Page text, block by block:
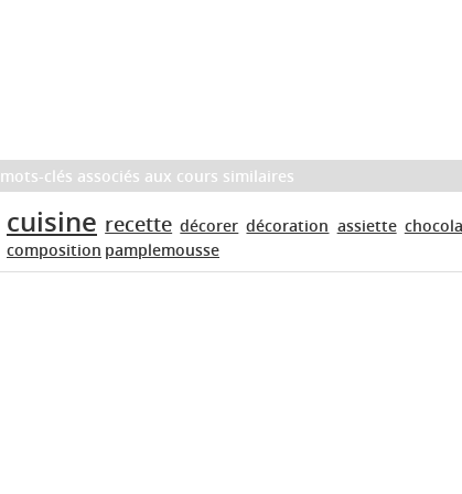
mots-clés associés aux cours similaires
cuisine recette décorer décoration assiette
composition pamplemousse